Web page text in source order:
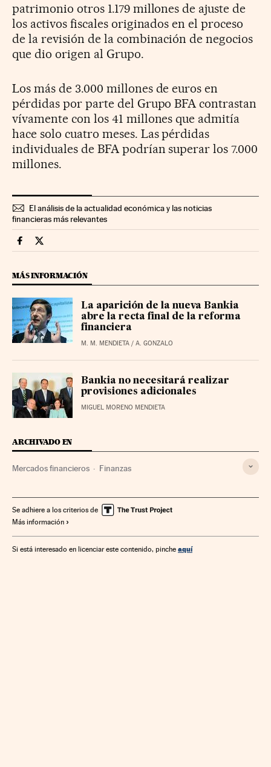
patrimonio otros 1.179 millones de ajuste de
los activos fiscales originados en el proceso
de la revisión de la combinación de negocios
que dio origen al Grupo.
Los más de 3.000 millones de euros en
pérdidas por parte del Grupo BFA contrastan
vívamente con los 41 millones que admitía
hace solo cuatro meses. Las pérdidas
individuales de BFA podrían superar los 7.000
millones.
El análisis de la actualidad económica y las noticias
financieras más relevantes
Mercados Financieros Cinco Días en Facebook
Mercados Financieros Cinco Días en Twitter
MÁS INFORMACIÓN
La aparición de la nueva Bankia
abre la recta final de la reforma
financiera
M. M. MENDIETA / A. GONZALO
Bankia no necesitará realizar
provisiones adicionales
MIGUEL MORENO MENDIETA
ARCHIVADO EN
Mercados financieros Finanzas
Se adhiere a los criterios de
Más información
Si está interesado en licenciar este contenido, pinche aquí